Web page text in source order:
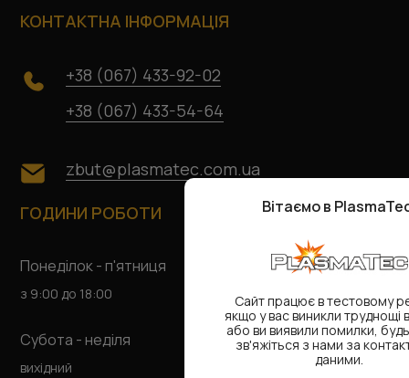
КОНТАКТНА ІНФОРМАЦІЯ
+38 (067) 433-92-02
+38 (067) 433-54-64
zbut@plasmatec.com.ua
ГОДИНИ РОБОТИ
Понеділок - п'ятниця
з 9:00 до 18:00
Субота - неділя
вихідний
Вітаємо в
Сайт працює в тестовому
якщо у вас виникли труднощі
або ви виявили помилки,
зв'яжіться з нами за
даними.